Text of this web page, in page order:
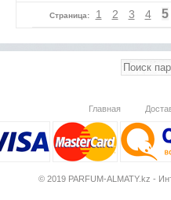
Страница: 1 2 3 4 5
Главная
© 2019 PARFUM-ALMATY.kz -